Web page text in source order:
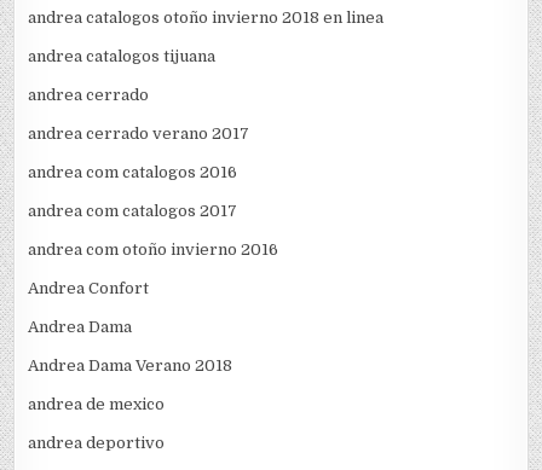
andrea catalogos otoño invierno 2018 en linea
andrea catalogos tijuana
andrea cerrado
andrea cerrado verano 2017
andrea com catalogos 2016
andrea com catalogos 2017
andrea com otoño invierno 2016
Andrea Confort
Andrea Dama
Andrea Dama Verano 2018
andrea de mexico
andrea deportivo